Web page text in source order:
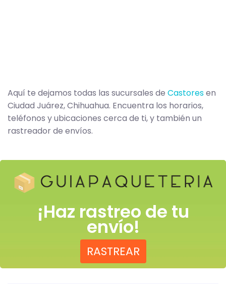
Aquí te dejamos todas las sucursales de Castoresen
Ciudad Juárez, Chihuahua. Encuentra los horarios,
teléfonos y ubicaciones cerca de ti, y también un
rastreador de envíos.
¡Haz rastreo de tu
envío!
RASTREAR